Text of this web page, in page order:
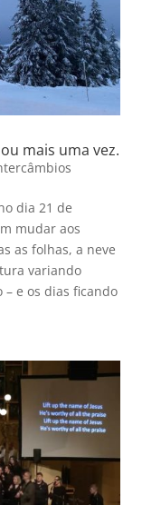
mais uma vez.
dia 21 de
mudar aos
as folhas, a neve
variando
– e os dias ficando